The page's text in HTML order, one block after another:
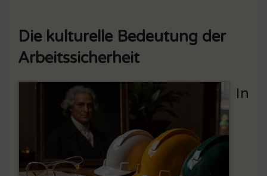
Die kulturelle Bedeutung der
Arbeitssicherheit
In